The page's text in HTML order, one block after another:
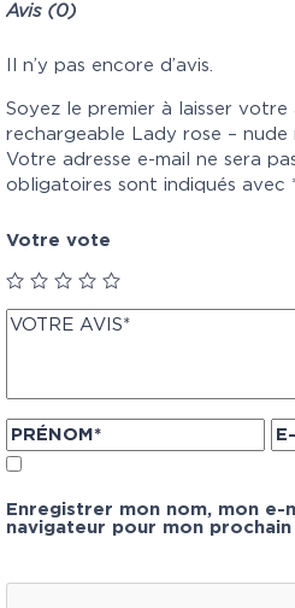
Avis (0)
Il n’y pas encore d’avis.
Soyez le premier à laisser votre
rechargeable Lady rose – nude
Votre adresse e-mail ne sera
obligatoires sont indiqués avec
Votre vote
Enregistrer mon nom, mon e-
navigateur pour mon